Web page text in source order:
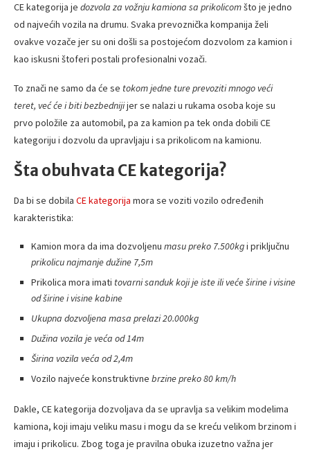
CE kategorija je dozvola za vožnju kamiona sa prikolicomšto je jedno
od najvećih vozila na drumu. Svaka prevoznička kompanija želi
ovakve vozače jer su oni došli sa postojećom dozvolom za kamion i
kao iskusni štoferi postali profesionalni vozači.
To znači ne samo da će se tokom jedne ture prevoziti mnogo veći
teret, već će i biti bezbednijijer se nalazi u rukama osoba koje su
prvo položile za automobil, pa za kamion pa tek onda dobili CE
kategoriju i dozvolu da upravljaju i sa prikolicom na kamionu.
Šta obuhvata CE kategorija?
Da bi se dobila CE kategorija mora se voziti vozilo određenih
karakteristika:
Kamion mora da ima dozvoljenu masu preko 7.500kgi priključnu
prikolicu najmanje dužine 7,5m
Prikolica mora imati tovarni sanduk koji je iste ili veće širine i visine
od širine i visine kabine
Ukupna dozvoljena masa prelazi 20.000kg
Dužina vozila je veća od 14m
Širina vozila veća od 2,4m
Vozilo najveće konstruktivne brzine preko 80 km/h
Dakle, CE kategorija dozvoljava da se upravlja sa velikim modelima
kamiona, koji imaju veliku masu i mogu da se kreću velikom brzinom i
imaju i prikolicu. Zbog toga je pravilna obuka izuzetno važna jer